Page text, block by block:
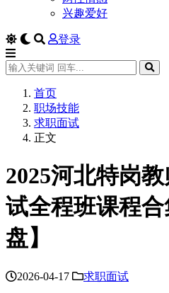
兴趣爱好
登录
首页
职场技能
求职面试
正文
2025河北特岗
试全程班课程合
盘】
2026-04-17 求职面试